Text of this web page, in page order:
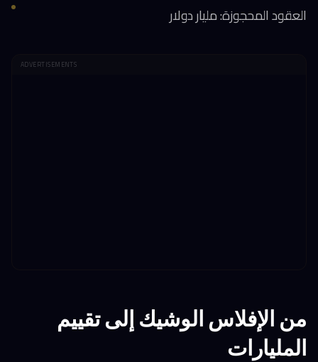
العقود المحجوزة: مليار دولار
ADVERTISEMENTS
من الإفلاس الوشيك إلى تقييم
المليارات